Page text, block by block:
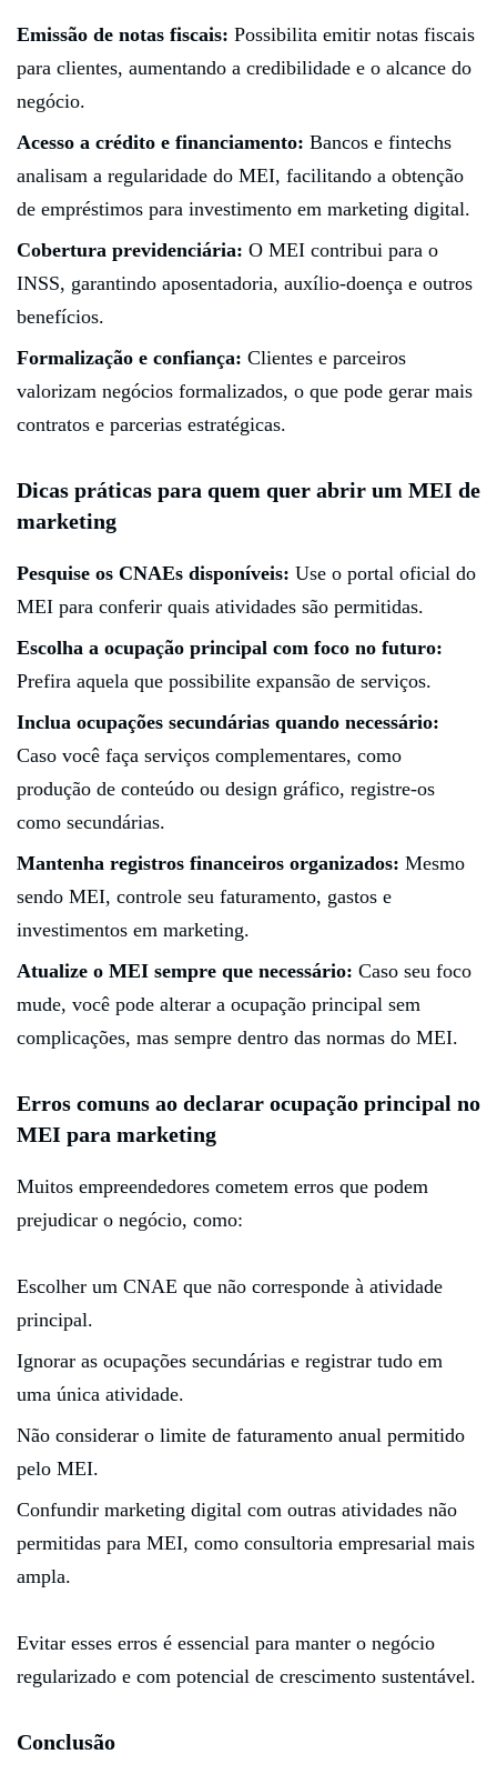
Emissão de notas fiscais: Possibilita emitir notas fiscais
para clientes, aumentando a credibilidade e o alcance do
negócio.
Acesso a crédito e financiamento: Bancos e fintechs
analisam a regularidade do MEI, facilitando a obtenção
de empréstimos para investimento em marketing digital.
Cobertura previdenciária: O MEI contribui para o
INSS, garantindo aposentadoria, auxílio-doença e outros
benefícios.
Formalização e confiança: Clientes e parceiros
valorizam negócios formalizados, o que pode gerar mais
contratos e parcerias estratégicas.
Dicas práticas para quem quer abrir um MEI de
marketing
Pesquise os CNAEs disponíveis: Use o portal oficial do
MEI para conferir quais atividades são permitidas.
Escolha a ocupação principal com foco no futuro:
Prefira aquela que possibilite expansão de serviços.
Inclua ocupações secundárias quando necessário:
Caso você faça serviços complementares, como
produção de conteúdo ou design gráfico, registre-os
como secundárias.
Mantenha registros financeiros organizados: Mesmo
sendo MEI, controle seu faturamento, gastos e
investimentos em marketing.
Atualize o MEI sempre que necessário: Caso seu foco
mude, você pode alterar a ocupação principal sem
complicações, mas sempre dentro das normas do MEI.
Erros comuns ao declarar ocupação principal no
MEI para marketing
Muitos empreendedores cometem erros que podem
prejudicar o negócio, como:
Escolher um CNAE que não corresponde à atividade
principal.
Ignorar as ocupações secundárias e registrar tudo em
uma única atividade.
Não considerar o limite de faturamento anual permitido
pelo MEI.
Confundir marketing digital com outras atividades não
permitidas para MEI, como consultoria empresarial mais
ampla.
Evitar esses erros é essencial para manter o negócio
regularizado e com potencial de crescimento sustentável.
Conclusão